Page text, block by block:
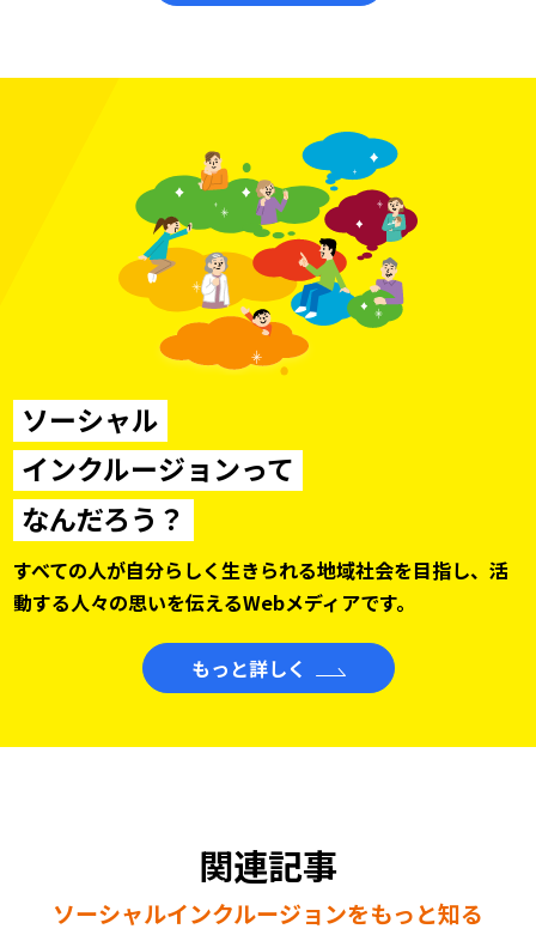
ソーシャル
インクルージョンって
なんだろう？
すべての人が自分らしく生きられる地域社会を目指し、活
動する人々の思いを伝えるWebメディアです。
もっと詳しく
関連記事
ソーシャルインクルージョンをもっと知る